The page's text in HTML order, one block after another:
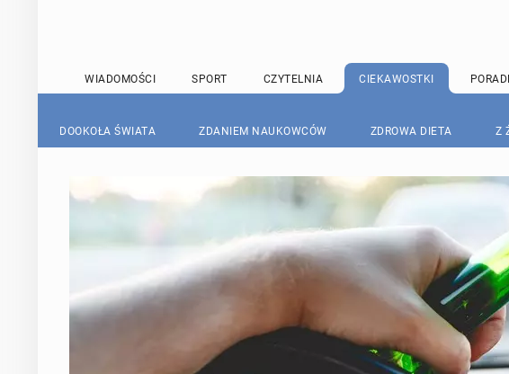
WIADOMOŚCI SPORT CZYTELNIA CIEKAWOSTKI
DOOKOŁA ŚWIATA ZDANIEM NAUKOWCÓW ZDROWA DIETA Z